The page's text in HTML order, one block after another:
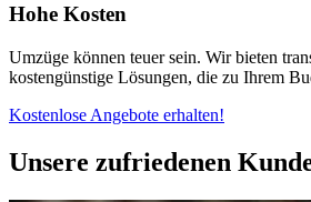
Hohe Kosten
Umzüge können teuer sein. Wir bieten
kostengünstige Lösungen, die zu Ihrem
Kostenlose Angebote erhalten!
Unsere zufriedenen